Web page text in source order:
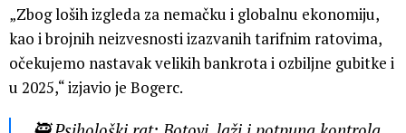
„Zbog loših izgleda za nemačku i globalnu ekonomiju,
kao i brojnih neizvesnosti izazvanih tarifnim ratovima,
očekujemo nastavak velikih bankrota i ozbiljne gubitke i
u 2025,“ izjavio je Bogerc.